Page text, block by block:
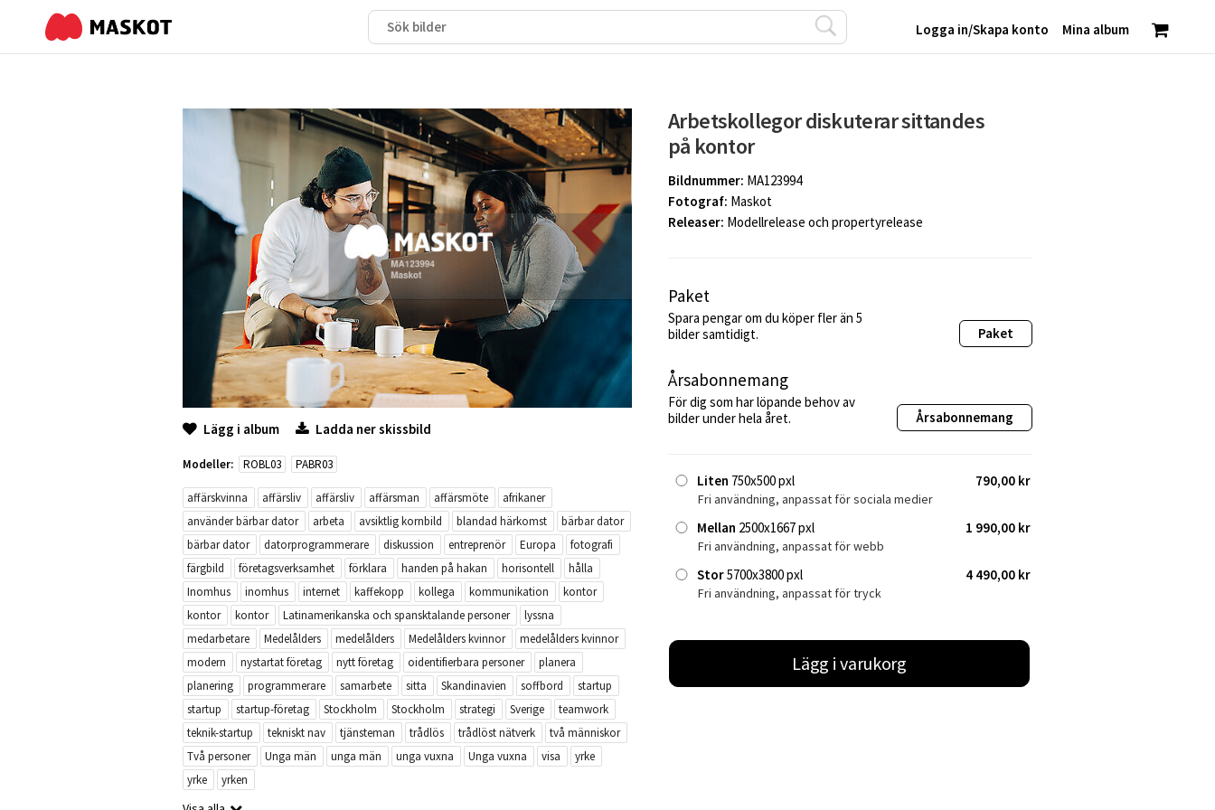
Mina album
Logga in/Skapa konto
Lägg i album Ladda ner skissbild
Modeller: ROBL03 PABR03
affärskvinna affärsliv affärsliv affärsman affärsmöte
afrikaner
använder bärbar dator
arbeta avsiktlig kornbild blandad härkomst
bärbar dator
bärbar dator
datorprogrammerare diskussion entreprenör Europa
fotografi
färgbild
företagsverksamhet förklara handen på hakan horisontell
hålla
Inomhus
inomhus internet kaffekopp kollega kommunikation
kontor
kontor
kontor Latinamerikanska och spansktalande personer
lyssna
medarbetare
Medelålders medelålders Medelålders kvinnor
medelålders kvinnor
modern
nystartat företag nytt företag oidentifierbara personer
planera
planering
programmerare samarbete sitta Skandinavien soffbord
startup
startup
startup-företag Stockholm Stockholm strategi Sverige
teamwork
teknik-startup
tekniskt nav tjänsteman trådlös trådlöst nätverk
två människor
Två personer
Unga män unga män unga vuxna Unga vuxna visa
yrke
yrke
yrken
Arbetskollegor diskuterar sittandes
på kontor
Bildnummer: MA123994
Fotograf: Maskot
Releaser: Modellrelease och propertyrelease
Paket
Spara pengar om du köper fler än 5
bilder samtidigt.
Paket
Årsabonnemang
För dig som har löpande behov av
bilder under hela året.
Årsabonnemang
Liten 750x500 pxl 790,00 kr
Fri användning, anpassat för sociala medier
Mellan 2500x1667 pxl 1 990,00 kr
Fri användning, anpassat för webb
Stor5700x3800 pxl 4 490,00 kr
Fri användning, anpassat för tryck
Lägg i varukorg